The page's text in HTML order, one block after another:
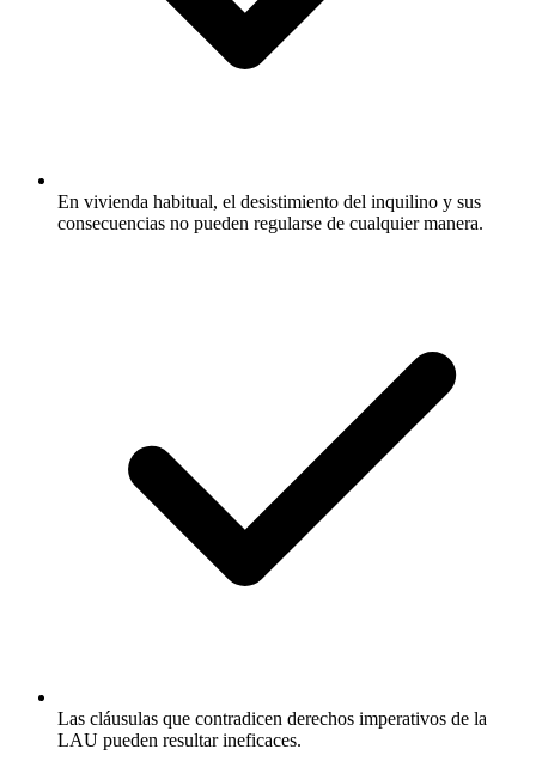
En vivienda habitual, el desistimiento del inquilino y sus
consecuencias no pueden regularse de cualquier manera.
Las cláusulas que contradicen derechos imperativos de la
LAU pueden resultar ineficaces.